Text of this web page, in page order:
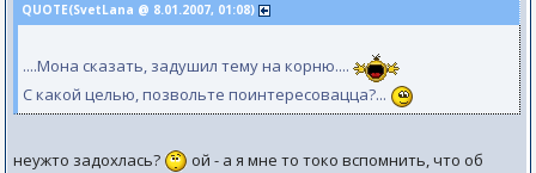
QUOTE(SvetLana @ 8.01.2007, 01:08)
....Мона сказать, задушил тему на корню....
С какой целью, позвольте поинтересовацца?...
неужто задохлась?
ой - а я мне то токо вспомнить, что об